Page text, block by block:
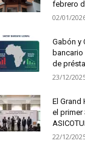
febrero
02/01/
Gabón y
bancario
de
23/12/
El Grand
el primer
22/12/